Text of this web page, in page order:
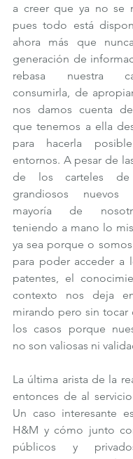
a creer que ya no se
pues todo está
ahora más que
generación de
rebasa nuestra
consumirla, de
nos damos cuenta
que tenemos a ella
para hacerla
entornos. A pesar de
de los carteles de
grandiosos nuevos
mayoría de
teniendo a mano lo
ya sea porque o
para poder acceder a
patentes, el
contexto nos deja
mirando pero sin
los casos porque
no son valiosas ni
La última arista de la
entonces de al
Un caso interesante
H&M y cómo junto
públicos y